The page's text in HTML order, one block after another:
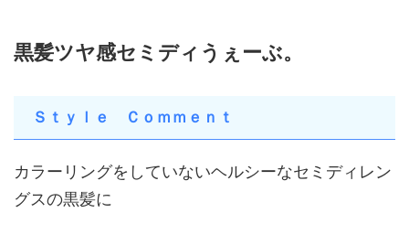
黒髪ツヤ感セミディうぇーぶ。
Ｓｔｙｌｅ Ｃｏｍｍｅｎｔ
カラーリングをしていないヘルシーなセミディレン
グスの黒髪に